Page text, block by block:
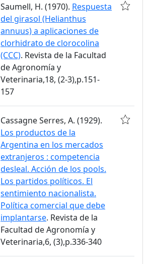
Saumell, H. (1970). Respuesta
del girasol (Helianthus
annuus) a aplicaciones de
clorhidrato de clorocolina
(CCC). Revista de la Facultad
de Agronomía y
Veterinaria,18, (2-3),p.151-
157
Cassagne Serres, A. (1929).
Los productos de la
Argentina en los mercados
extranjeros : competencia
desleal. Acción de los pools.
Los partidos políticos. El
sentimiento nacionalista.
Política comercial que debe
implantarse. Revista de la
Facultad de Agronomía y
Veterinaria,6, (3),p.336-340